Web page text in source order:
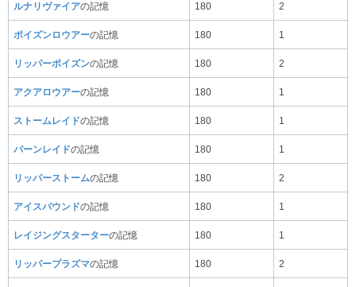
ルナリヴァイアの記憶 180 2
ポイズンロウアーの記憶 180 1
リッパーポイズンの記憶 180 2
アクアロウアーの記憶 180 1
ストームレイドの記憶 180 1
バーンレイドの記憶 180 1
リッパーストームの記憶 180 2
アイスバウンドの記憶 180 1
レイジングスターターの記憶 180 1
リッパープラズマの記憶 180 2